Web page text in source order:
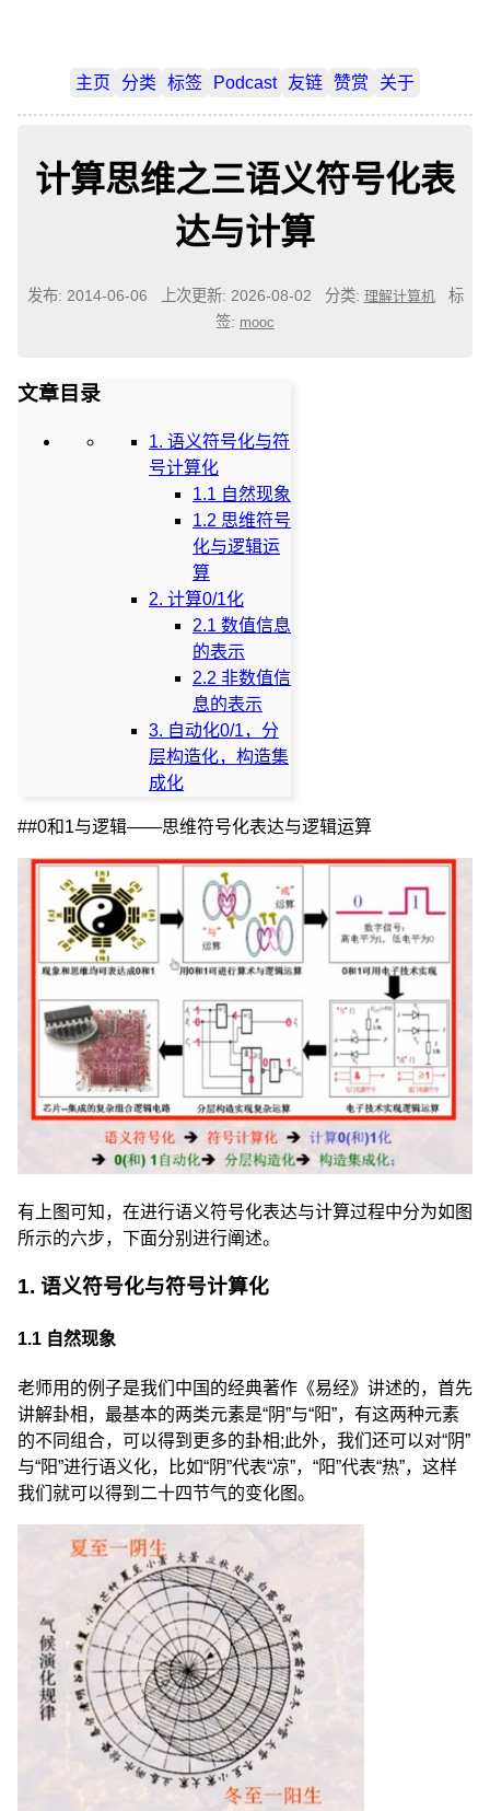
主页 分类 标签 Podcast 友链 赞赏 关于
计算思维之三语义符号化表
达与计算
发布: 2014-06-06 上次更新: 2026-08-02 分类: 理解计算机
标
签: mooc
文章目录
1. 语义符号化与符
号计算化
1.1 自然现象
1.2 思维符号
化与逻辑运
算
2. 计算0/1化
2.1 数值信息
的表示
2.2 非数值信
息的表示
3. 自动化0/1，分
层构造化，构造集
成化
##0和1与逻辑——思维符号化表达与逻辑运算
有上图可知，在进行语义符号化表达与计算过程中分为如图
所示的六步，下面分别进行阐述。
1. 语义符号化与符号计算化
1.1 自然现象
老师用的例子是我们中国的经典著作《易经》讲述的，首先
讲解卦相，最基本的两类元素是“阴”与“阳”，有这两种元素
的不同组合，可以得到更多的卦相;此外，我们还可以对“阴”
与“阳”进行语义化，比如“阴”代表“凉”，“阳”代表“热”，这样
我们就可以得到二十四节气的变化图。